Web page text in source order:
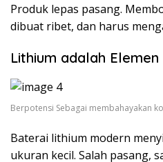
Produk lepas pasang.
dibuat ribet, dan harus
Lithium adalah
Berpotensi Sebagai membahayakan
Baterai lithium modern
ukuran kecil. Salah pasang,